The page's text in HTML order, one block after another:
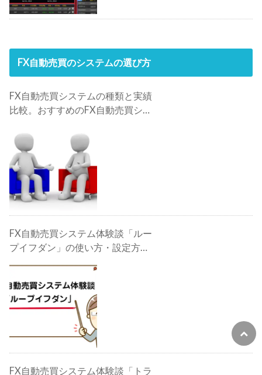
FX自動売買のシステムの選び方
FX自動売買システムの種類と実績
比較。おすすめのFX自動売買シス
FX自動売買システム体験談「ルー
プイフダン」の使い方・設定方
FX自動売買システム体験談「トラ